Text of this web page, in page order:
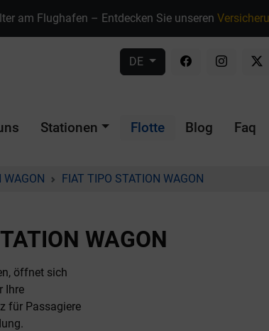
am Flughafen – Entdecken Sie unseren
DE
Stationen Flotte Blog Faq
WAGON FIAT TIPO STATION WAGON
WAGON
öffnet sich
Ihre
für Passagiere